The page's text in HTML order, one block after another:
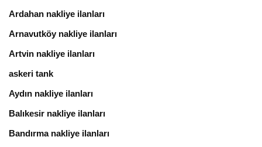
Ardahan nakliye ilanları
Arnavutköy nakliye ilanları
Artvin nakliye ilanları
askeri tank
Aydın nakliye ilanları
Balıkesir nakliye ilanları
Bandırma nakliye ilanları